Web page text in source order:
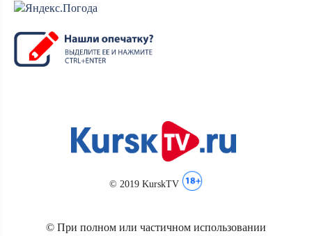
© 2019 KurskTV
© При полном или частичном использовании